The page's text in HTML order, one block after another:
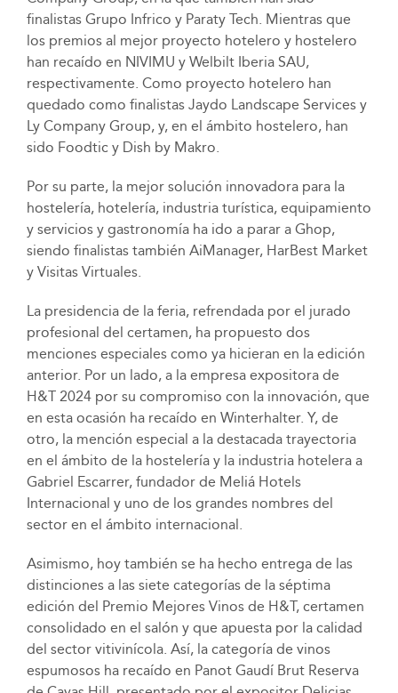
finalistas Grupo Infrico y Paraty Tech. Mientras que
los premios al mejor proyecto hotelero y hostelero
han recaído en NIVIMU y Welbilt Iberia SAU,
respectivamente. Como proyecto hotelero han
quedado como finalistas Jaydo Landscape Services y
Ly Company Group, y, en el ámbito hostelero, han
sido Foodtic y Dish by Makro.
Por su parte, la mejor solución innovadora para la
hostelería, hotelería, industria turística, equipamiento
y servicios y gastronomía ha ido a parar a Ghop,
siendo finalistas también AiManager, HarBest Market
y Visitas Virtuales.
La presidencia de la feria, refrendada por el jurado
profesional del certamen, ha propuesto dos
menciones especiales como ya hicieran en la edición
anterior. Por un lado, a la empresa expositora de
H&T 2024 por su compromiso con la innovación, que
en esta ocasión ha recaído en Winterhalter. Y, de
otro, la mención especial a la destacada trayectoria
en el ámbito de la hostelería y la industria hotelera a
Gabriel Escarrer, fundador de Meliá Hotels
Internacional y uno de los grandes nombres del
sector en el ámbito internacional.
Asimismo, hoy también se ha hecho entrega de las
distinciones a las siete categorías de la séptima
edición del Premio Mejores Vinos de H&T, certamen
consolidado en el salón y que apuesta por la calidad
del sector vitivinícola. Así, la categoría de vinos
espumosos ha recaído en Panot Gaudí Brut Reserva